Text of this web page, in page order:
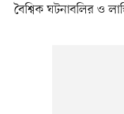
বৈশ্বিক ঘটনাবলির ও